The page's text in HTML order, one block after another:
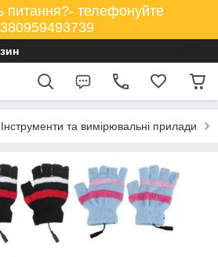
питання?- телефонуйте
Інструменти та вимірювальні прилади